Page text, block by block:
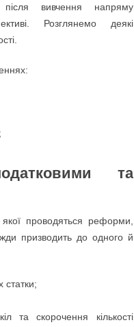
вивчення напряму
Розглянемо деякі
та
проводяться реформи,
призводить до одного й
статки;
та скорочення кількості